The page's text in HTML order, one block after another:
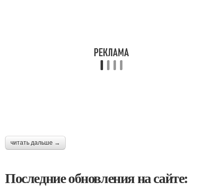
читать дальше →
Последние обновления на сайте: